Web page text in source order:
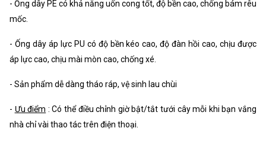
- Ống dây PE có khả năng uốn cong tốt, độ bền cao, chống bám rêu
mốc.
- Ống dây áp lực PU có độ bền kéo cao, độ đàn hồi cao, chịu được
áp lực cao, chịu mài mòn cao, chống xé.
- Sản phẩm dễ dàng tháo ráp, vệ sinh lau chùi
- Ưu điểm : Có thể điều chỉnh giờ bật/tắt tưới cây mỗi khi bạn vắng
nhà chỉ vài thao tác trên điện thoại.